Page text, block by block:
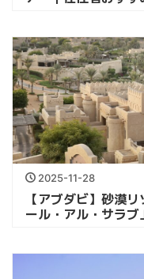
2025-11-28
【アブダビ】砂漠
ール・アル・サラ